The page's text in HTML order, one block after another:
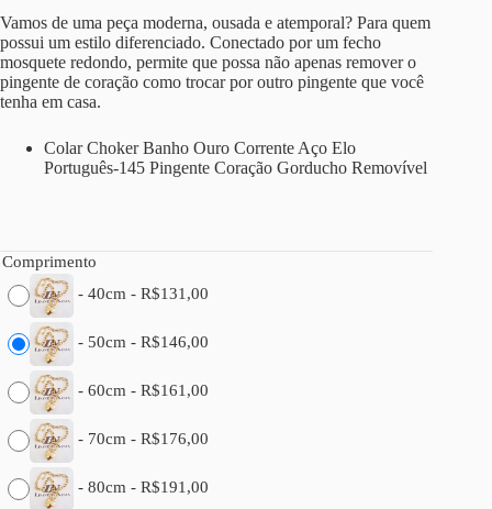
Vamos de uma peça moderna, ousada e atemporal? Para quem
possui um estilo diferenciado. Conectado por um fecho
mosquete redondo, permite que possa não apenas remover o
pingente de coração como trocar por outro pingente que você
tenha em casa.
Colar Choker Banho Ouro Corrente Aço Elo
Português-145 Pingente Coração Gorducho Removível
Comprimento
- 40cm - R$131,00
- 50cm - R$146,00
- 60cm - R$161,00
- 70cm - R$176,00
- 80cm - R$191,00